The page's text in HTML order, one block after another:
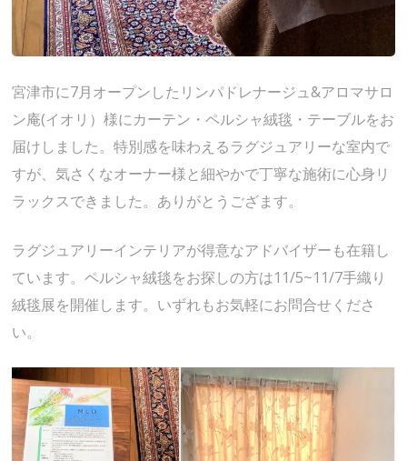
宮津市に7月オープンしたリンパドレナージュ&アロマサロ
ン庵(イオリ）様にカーテン・ペルシャ絨毯・テーブルをお
届けしました。特別感を味わえるラグジュアリーな室内で
すが、気さくなオーナー様と細やかで丁寧な施術に心身リ
ラックスできました。ありがとうござます。
ラグジュアリーインテリアが得意なアドバイザーも在籍し
ています。ペルシャ絨毯をお探しの方は11/5~11/7手織り
絨毯展を開催します。いずれもお気軽にお問合せくださ
い。